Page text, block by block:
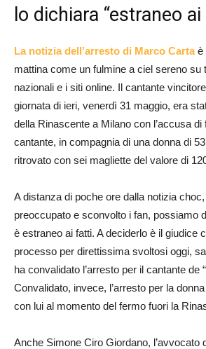
lo dichiara “estraneo
La notizia dell’arresto di Marco Cartaè
mattina come un fulmine a ciel sereno su
nazionali e i siti online. Il cantante
giornata di ieri, venerdì 31 maggio, era
della Rinascente a Milano con l’accusa di
cantante, in compagnia di una donna di
ritrovato con sei magliette del valore di
A distanza di poche ore dalla notizia
preoccupato e sconvolto i fan, possiamo
è estraneo ai fatti. A deciderlo è il giudice
processo per direttissima svoltosi oggi,
ha convalidato l’arresto per il cantante de
Convalidato, invece, l’arresto per la
con lui al momento del fermo fuori la
Anche Simone Ciro Giordano, l’avvocato